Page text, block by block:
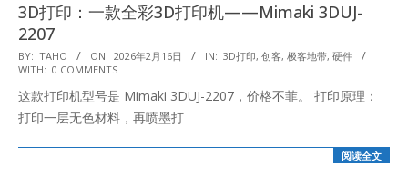
3D打印：一款全彩3D打印机——Mimaki 3DUJ-
2207
2026-
02-
16
BY: TAHO ON: 2026年2月16日 IN: 3D打印, 创客, 极客地带, 硬件
WITH: 0 COMMENTS
这款打印机型号是 Mimaki 3DUJ-2207，价格不菲。 打印原理：
打印一层无色材料，再喷墨打
阅读全文